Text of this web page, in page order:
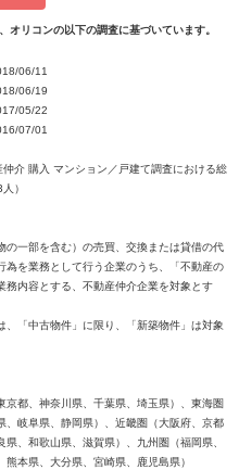
オリコンの以下の調査に基づいています。
06/11
06/19
05/22
07/01
介 購入 マンション／戸建て調査における総
）
の一部を含む）の売買、交換または貸借の代
為を業務として行う企業のうち、「不動産の
務内容とする、不動産仲介企業を対象とす
、「中古物件」に限り、「新築物件」は対象
京都、神奈川県、千葉県、埼玉県）、東海圏
、岐阜県、静岡県）、近畿圏（大阪府、京都
県、和歌山県、滋賀県）、九州圏（福岡県、
熊本県、大分県、宮崎県、鹿児島県）